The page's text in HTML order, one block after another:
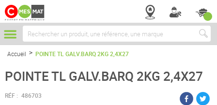
Chercher
Accueil POINTE TL GALV.BARQ 2KG 2,4X27
POINTE TL GALV.BARQ 2KG 2,4X27
RÉF : 486703